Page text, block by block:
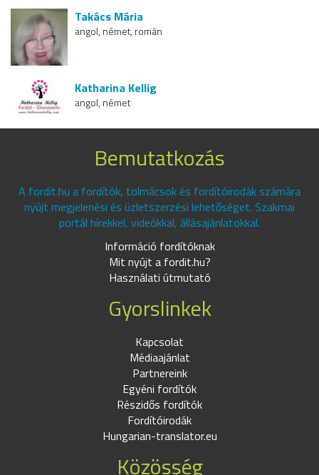
Takács Mária
angol, német, román
Katharina Kellig
angol, német
Bemutatkozás
A fordit.hu a fordítók, tolmácsok és fordítóirodák számára
nyújt megjelenési és üzletszerzési lehetőséget. Szakmai
portál hírekkel, videókkal, állásajánlatokkal.
Információ fordítóknak
Mit nyújt a fordit.hu?
Használati útmutató
Gyorslinkek
Kapcsolat
Médiaajánlat
Partnereink
Egyéni fordítók
Részidős fordítók
Fordítóirodák
Hungarian-translator.eu
Közösség